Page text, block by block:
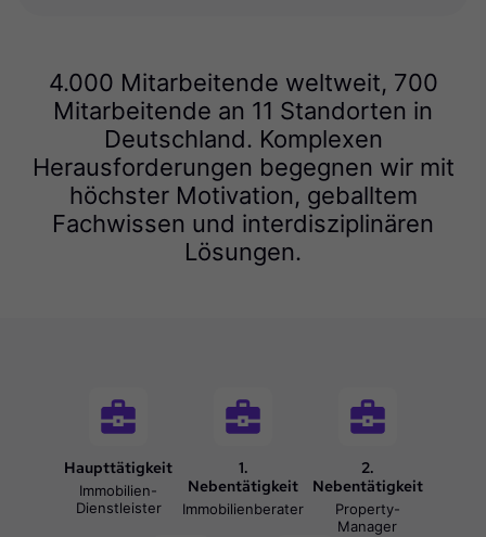
4.000 Mitarbeitende weltweit, 700
Mitarbeitende an 11 Standorten in
Deutschland. Komplexen
Herausforderungen begegnen wir mit
höchster Motivation, geballtem
Fachwissen und interdisziplinären
Lösungen.
Haupttätigkeit
Immobilien-
Dienstleister
1.
Nebentätigkeit
Immobilienberater
2.
Nebentätigkeit
Property-
Manager